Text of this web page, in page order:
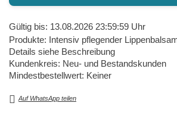
Gültig bis: 13.08.2026 23:59:59 Uhr
Produkte: Intensiv pflegender
Details siehe Beschreibung
Kundenkreis: Neu- und Bestandskunden
Mindestbestellwert: Keiner
Auf WhatsApp teilen